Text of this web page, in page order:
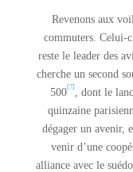
Revenons aux
commuters. Celui-
reste le leader des
cherche un second
500[7] , dont le
quinzaine
dégager un avenir,
venir d’une
alliance avec le